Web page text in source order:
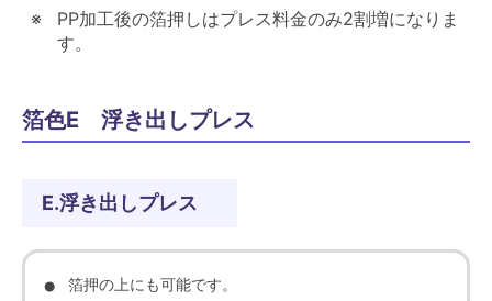
PP加工後の箔押しはプレス料金のみ2割増になりま
す。
箔色E 浮き出しプレス
E.浮き出しプレス
箔押の上にも可能です。